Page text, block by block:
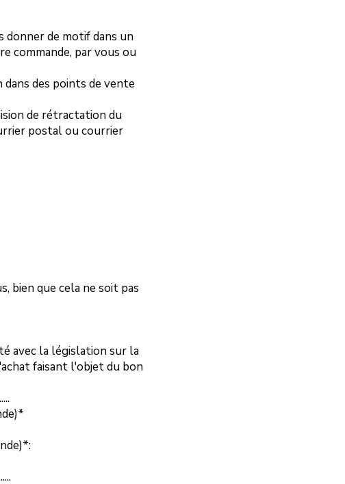
de motif dans un
commande, par vous ou
des points de vente
de rétractation du
postal ou courrier
bien que cela ne soit pas
avec la législation sur la
faisant l'objet du bon